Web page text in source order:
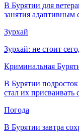
В Бурятии для
занятия адаптивным
Зурхай
Зурхай: не стоит
Криминальная
В Бурятии
стал их присваивать
Погода
В Бурятии завтра